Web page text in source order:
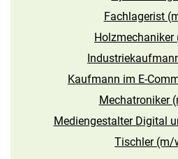
Fachlagerist
Kaufmann im E-
Mechatroniker
Mediengestalter Digital
Tischler (m/